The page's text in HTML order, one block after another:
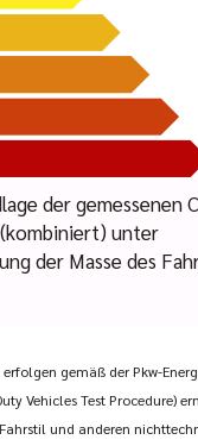
der gemessenen
unter
der Masse des
gemäß der Pkw-
Vehicles Test Procedure)
und anderen